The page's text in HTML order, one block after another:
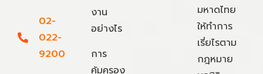
02-
022-
9200
งาน
อย่างไร
การ
คุ้มครอง
มหาดไทย
ให้ทำการ
เรี่ยไรตาม
กฎหมาย